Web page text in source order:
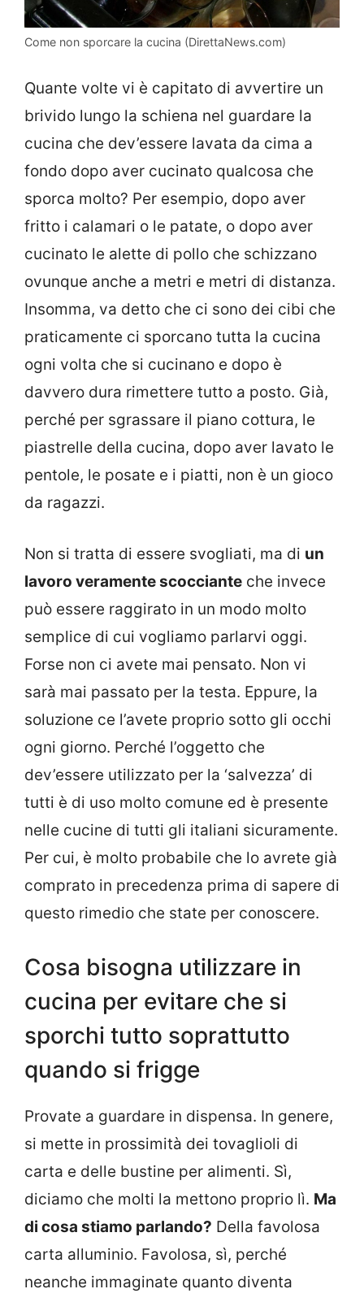
Come non sporcare la cucina (DirettaNews.com)
Quante volte vi è capitato di avvertire un
brivido lungo la schiena nel guardare la
cucina che dev’essere lavata da cima a
fondo dopo aver cucinato qualcosa che
sporca molto? Per esempio, dopo aver
fritto i calamari o le patate, o dopo aver
cucinato le alette di pollo che schizzano
ovunque anche a metri e metri di distanza.
Insomma, va detto che ci sono dei cibi che
praticamente ci sporcano tutta la cucina
ogni volta che si cucinano e dopo è
davvero dura rimettere tutto a posto. Già,
perché per sgrassare il piano cottura, le
piastrelle della cucina, dopo aver lavato le
pentole, le posate e i piatti, non è un gioco
da ragazzi.
Non si tratta di essere svogliati, ma di un
lavoro veramente scocciante che invece
può essere raggirato in un modo molto
semplice di cui vogliamo parlarvi oggi.
Forse non ci avete mai pensato. Non vi
sarà mai passato per la testa. Eppure, la
soluzione ce l’avete proprio sotto gli occhi
ogni giorno. Perché l’oggetto che
dev’essere utilizzato per la ‘salvezza’ di
tutti è di uso molto comune ed è presente
nelle cucine di tutti gli italiani sicuramente.
Per cui, è molto probabile che lo avrete già
comprato in precedenza prima di sapere di
questo rimedio che state per conoscere.
Cosa bisogna utilizzare in
cucina per evitare che si
sporchi tutto soprattutto
quando si frigge
Provate a guardare in dispensa. In genere,
si mette in prossimità dei tovaglioli di
carta e delle bustine per alimenti. Sì,
diciamo che molti la mettono proprio lì. Ma
di cosa stiamo parlando? Della favolosa
carta alluminio. Favolosa, sì, perché
neanche immaginate quanto diventa